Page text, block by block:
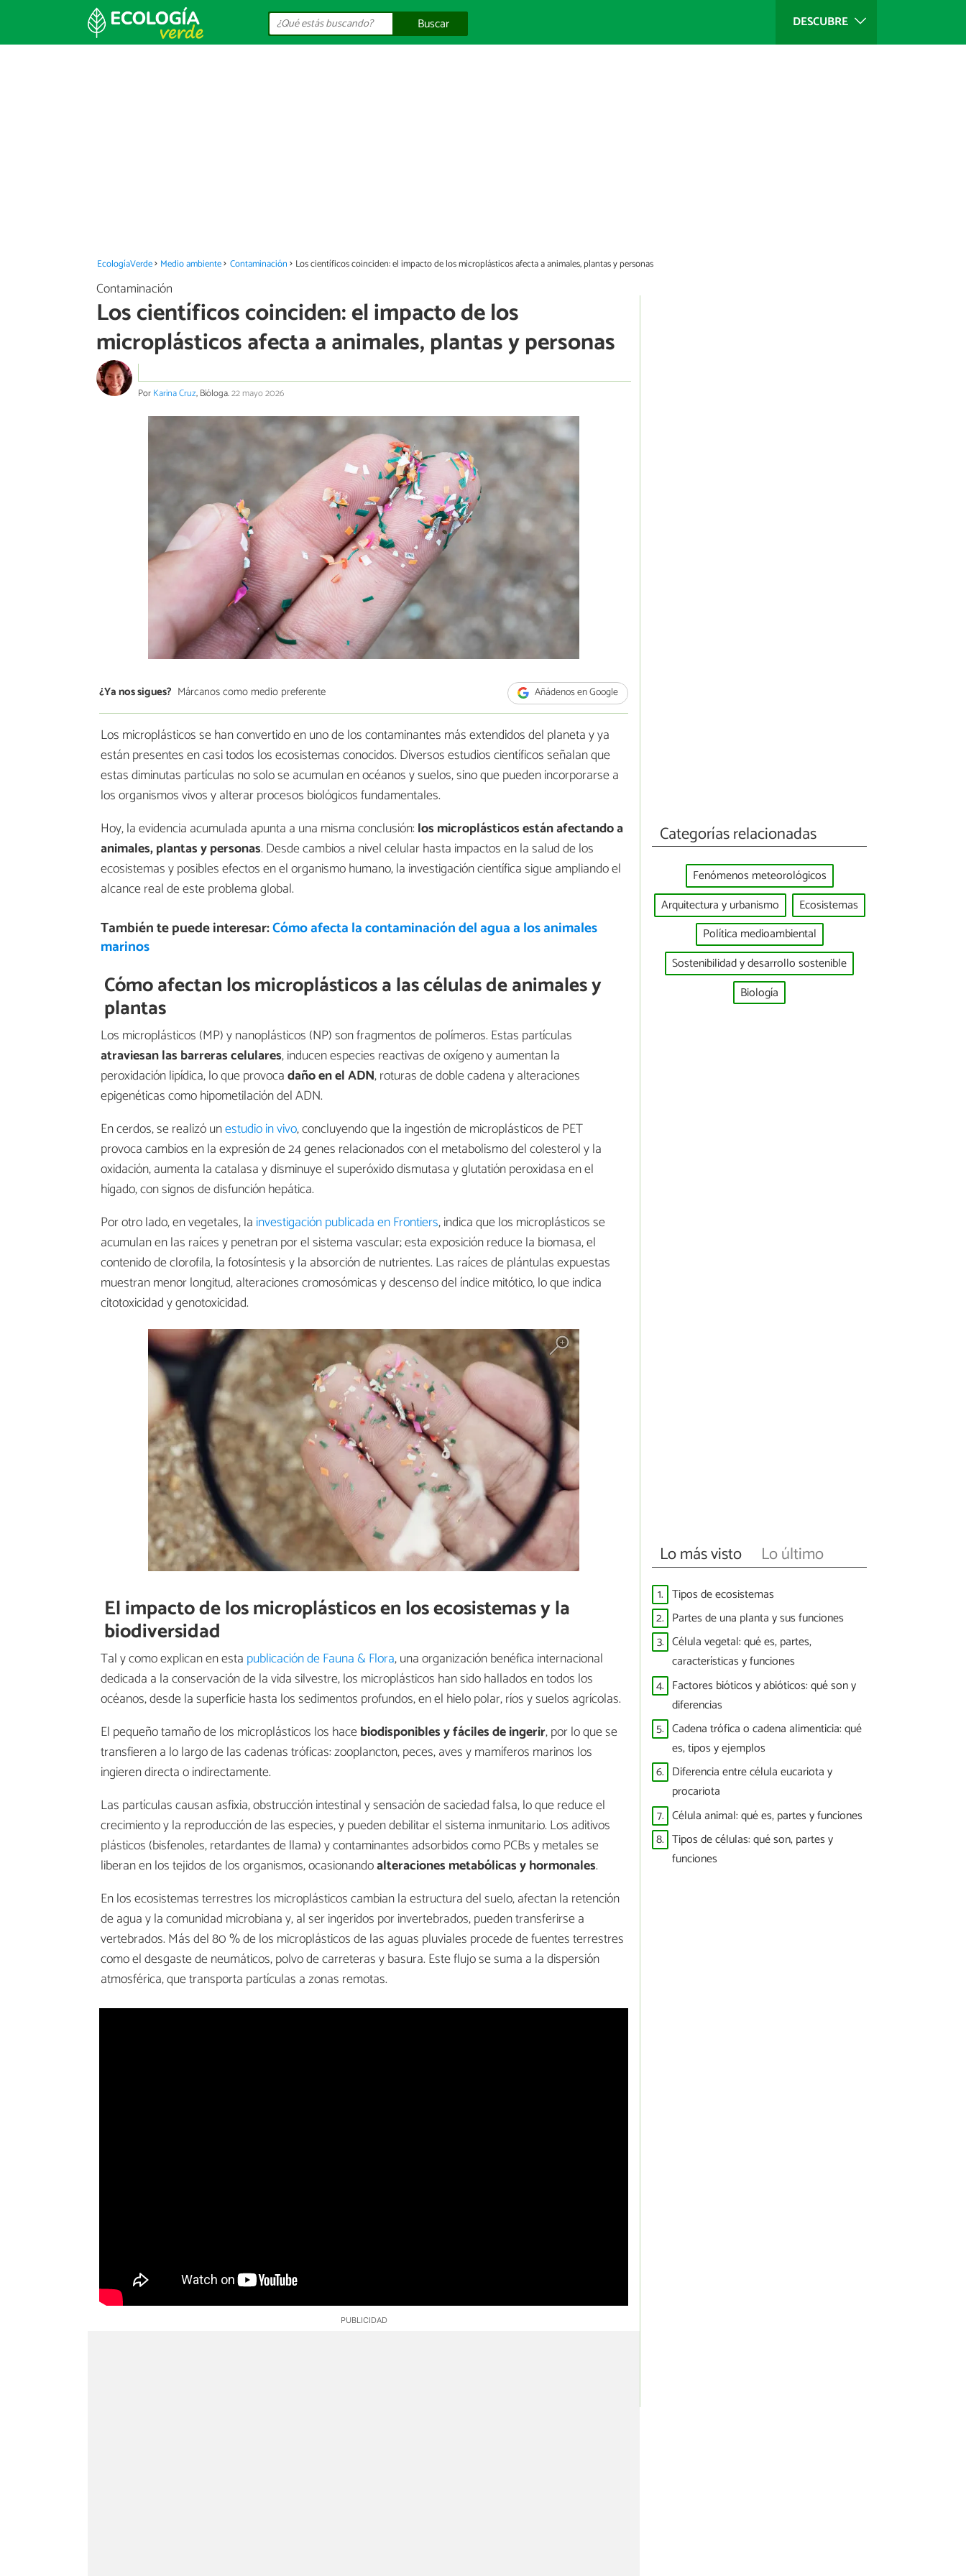
DESCUBRE
Buscar
EcologíaVerde Medio ambiente Contaminación Los científicos coinciden: el impacto de los microplásticos afecta a animales, plantas y personas
Contaminación
Los científicos coinciden: el impacto de los
microplásticos afecta a animales, plantas y personas
PorKarina Cruz, Bióloga.22 mayo 2026
¿Ya nos sigues? Márcanos como medio preferente Añádenos en Google
Los microplásticos se han convertido en uno de los contaminantes más extendidos del planeta y ya
están presentes en casi todos los ecosistemas conocidos. Diversos estudios científicos señalan que
estas diminutas partículas no solo se acumulan en océanos y suelos, sino que pueden incorporarse a
los organismos vivos y alterar procesos biológicos fundamentales.
Hoy, la evidencia acumulada apunta a una misma conclusión:los microplásticos están afectando a
animales, plantas y personas. Desde cambios a nivel celular hasta impactos en la salud de los
ecosistemas y posibles efectos en el organismo humano, la investigación científica sigue ampliando el
alcance real de este problema global.
También te puede interesar:Cómo afecta la contaminación del agua a los animales
marinos
Cómo afectan los microplásticos a las células de animales y
plantas
Los microplásticos (MP) y nanoplásticos (NP) son fragmentos de polímeros. Estas partículas
atraviesan las barreras celulares, inducen especies reactivas de oxígeno y aumentan la
peroxidación lipídica, lo que provocadaño en el ADN, roturas de doble cadena y alteraciones
epigenéticas como hipometilación del ADN.
En cerdos, se realizó unestudio in vivo, concluyendo que la ingestión de microplásticos de PET
provoca cambios en la expresión de 24 genes relacionados con el metabolismo del colesterol y la
oxidación, aumenta la catalasa y disminuye el superóxido dismutasa y glutatión peroxidasa en el
hígado, con signos de disfunción hepática.
Por otro lado, en vegetales, la investigación publicada en Frontiers, indica que los microplásticos se
acumulan en las raíces y penetran por el sistema vascular; esta exposición reduce la biomasa, el
contenido de clorofila, la fotosíntesis y la absorción de nutrientes. Las raíces de plántulas expuestas
muestran menor longitud, alteraciones cromosómicas y descenso del índice mitótico, lo que indica
citotoxicidad y genotoxicidad.
El impacto de los microplásticos en los ecosistemas y la
biodiversidad
Tal y como explican en esta publicación de Fauna & Flora, una organización benéfica internacional
dedicada a la conservación de la vida silvestre, los microplásticos han sido hallados en todos los
océanos, desde la superficie hasta los sedimentos profundos, en el hielo polar, ríos y suelos agrícolas.
El pequeño tamaño de los microplásticos los hacebiodisponibles y fáciles de ingerir, por lo que se
transfieren a lo largo de las cadenas tróficas: zooplancton, peces, aves y mamíferos marinos los
ingieren directa o indirectamente.
Las partículas causan asfixia, obstrucción intestinal y sensación de saciedad falsa, lo que reduce el
crecimiento y la reproducción de las especies, y pueden debilitar el sistema inmunitario. Los aditivos
plásticos (bisfenoles, retardantes de llama) y contaminantes adsorbidos como PCBs y metales se
liberan en los tejidos de los organismos, ocasionandoalteraciones metabólicas y hormonales.
En los ecosistemas terrestres los microplásticos cambian la estructura del suelo, afectan la retención
de agua y la comunidad microbiana y, al ser ingeridos por invertebrados, pueden transferirse a
vertebrados. Más del 80 % de los microplásticos de las aguas pluviales procede de fuentes terrestres
como el desgaste de neumáticos, polvo de carreteras y basura. Este flujo se suma a la dispersión
atmosférica, que transporta partículas a zonas remotas.
Categorías relacionadas
Fenómenos meteorológicos
Arquitectura y urbanismo
Ecosistemas
Política medioambiental
Sostenibilidad y desarrollo sostenible
Biología
Lo más visto Lo último
1. Tipos de ecosistemas
2. Partes de una planta y sus funciones
3. Célula vegetal: qué es, partes,
características y funciones
4. Factores bióticos y abióticos: qué son y
diferencias
5. Cadena trófica o cadena alimenticia: qué
es, tipos y ejemplos
6. Diferencia entre célula eucariota y
procariota
7. Célula animal: qué es, partes y funciones
8. Tipos de células: qué son, partes y
funciones